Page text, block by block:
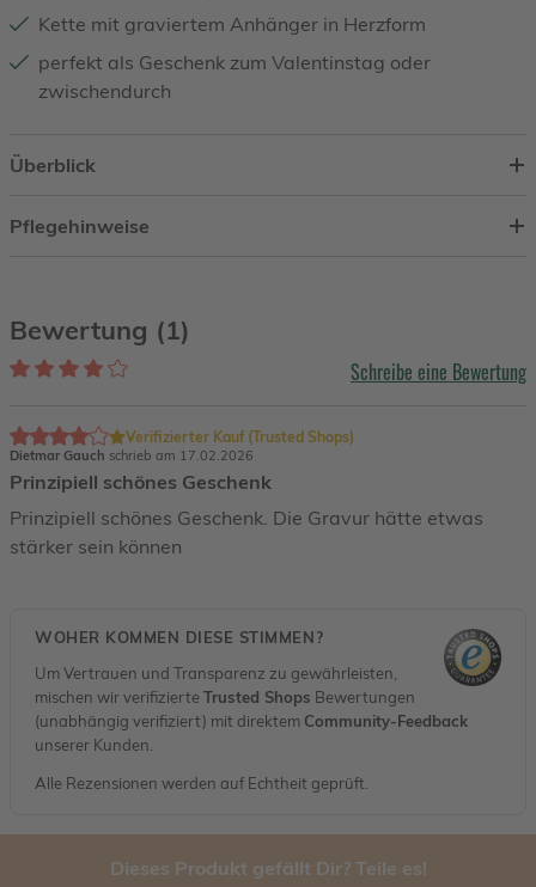
Kette mit graviertem Anhänger in Herzform
perfekt als Geschenk zum Valentinstag oder
zwischendurch
Überblick
Pflegehinweise
Bewertung (1)
Schreibe eine Bewertung
Dietmar Gauch schrieb am 17.02.2026
Verifizierter Kauf (Trusted Shops)
Prinzipiell schönes Geschenk
Prinzipiell schönes Geschenk. Die Gravur hätte etwas
stärker sein können
WOHER KOMMEN DIESE STIMMEN?
Um Vertrauen und Transparenz zu gewährleisten,
mischen wir verifizierteTrusted Shops Bewertungen
(unabhängig verifiziert) mit direktem Community-Feedback
unserer Kunden.
Alle Rezensionen werden auf Echtheit geprüft.
Dieses Produkt gefällt Dir? Teile es!